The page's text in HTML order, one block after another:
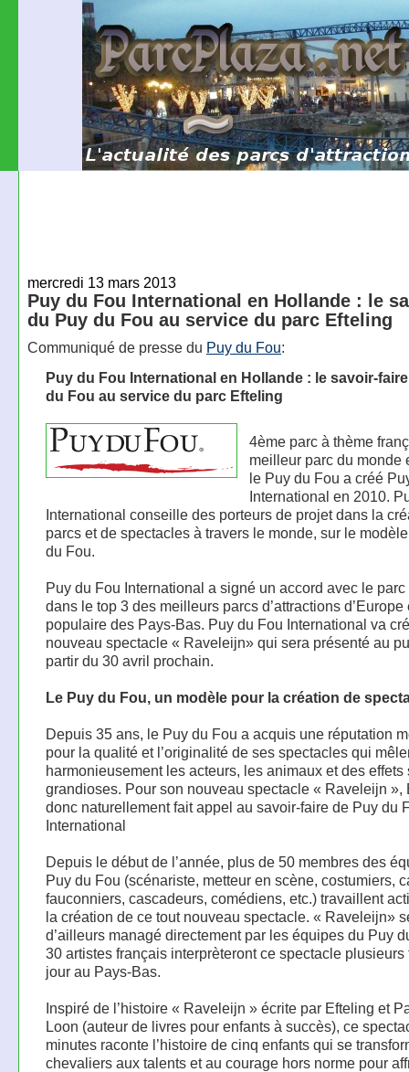
mercredi 13 mars 2013
Puy du Fou International en Hollande : le
du Puy du Fou au service du parc Efteling
Communiqué de presse du Puy du Fou:
Puy du Fou International en Hollande : le savoir-
du Fou au service du parc Efteling
4ème parc à thème
meilleur parc du monde
le Puy du Fou a créé
International en 2010.
International conseille des porteurs de projet dans la
parcs et de spectacles à travers le monde, sur le
du Fou.
Puy du Fou International a signé un accord avec le
dans le top 3 des meilleurs parcs d’attractions d’Europe
populaire des Pays-Bas. Puy du Fou International va
nouveau spectacle « Raveleijn» qui sera présenté au
partir du 30 avril prochain.
Le Puy du Fou, un modèle pour la création de
Depuis 35 ans, le Puy du Fou a acquis une réputation
pour la qualité et l’originalité de ses spectacles qui
harmonieusement les acteurs, les animaux et des effets
grandioses. Pour son nouveau spectacle « Raveleijn »,
donc naturellement fait appel au savoir-faire de Puy du
International
Depuis le début de l’année, plus de 50 membres des
Puy du Fou (scénariste, metteur en scène, costumiers,
fauconniers, cascadeurs, comédiens, etc.) travaillent
la création de ce tout nouveau spectacle. « Raveleijn»
d’ailleurs managé directement par les équipes du Puy
30 artistes français interprèteront ce spectacle plusieurs
jour au Pays-Bas.
Inspiré de l’histoire « Raveleijn » écrite par Efteling et
Loon (auteur de livres pour enfants à succès), ce
minutes raconte l’histoire de cinq enfants qui se
chevaliers aux talents et au courage hors norme pour